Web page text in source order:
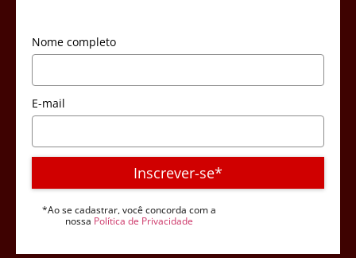
Nome completo
E-mail
Inscrever-se*
*Ao se cadastrar, você concorda com a
nossa Política de Privacidade